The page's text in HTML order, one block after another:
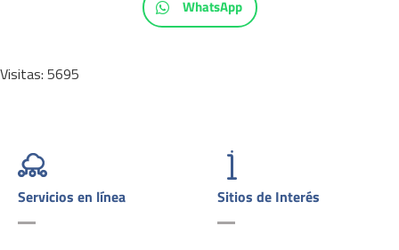
WhatsApp
Visitas: 5695
Servicios en línea Sitios de Interés